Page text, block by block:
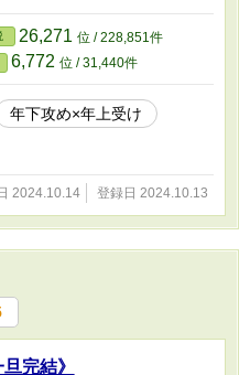
26,271 位 / 228,851件
6,772 位 / 31,440件
年下攻め×年上受け
2024.10.14 登録日 2024.10.13
完結》